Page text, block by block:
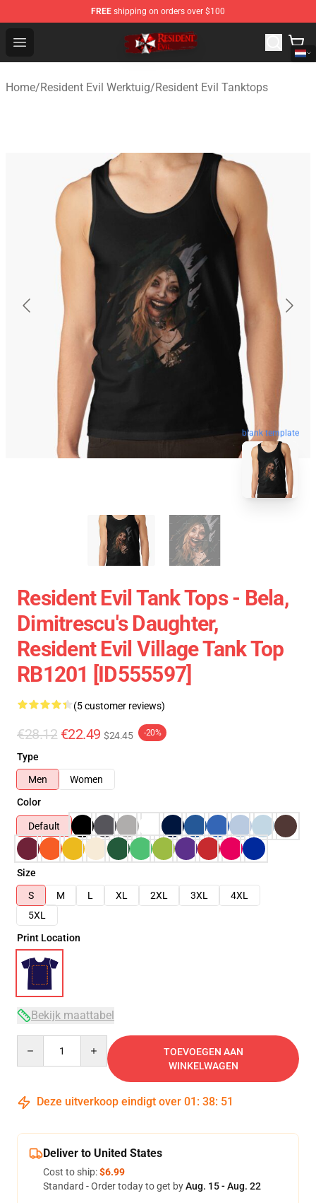
FREE shipping on orders over $100
Open menu
Resident Evil Shop - Official Resident Evil Merchandise
Home/Resident Evil Werktuig/Resident Evil Tanktops
blank template
Resident Evil Tank Tops - Bela,
Dimitrescu's Daughter,
Resident Evil Village Tank Top
RB1201 [ID555597]
(5 customer reviews)
€28.12 €22.49 $24.45 -20%
Type
Men
Women
Color
Default
Size
S
M L XL 2XL 3XL
4XL
5XL
Print Location
Bekijk maattabel
TOEVOEGEN AAN
WINKELWAGEN
Deze uitverkoop eindigt over 01 : 38: 50
Deliver to United States
Cost to ship:$6.99
Standard - Order today to get byAug. 15 - Aug. 22